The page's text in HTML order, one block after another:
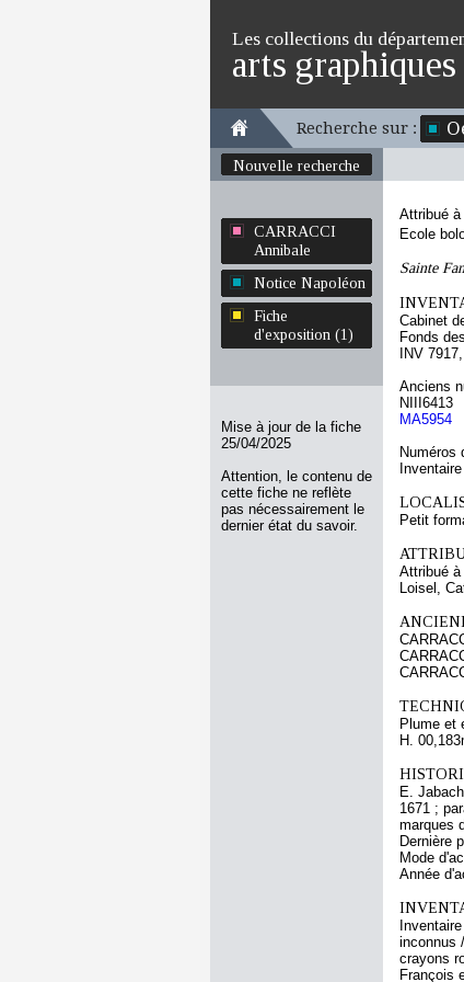
Les collections du
arts graphiques
Recherche sur :
Nouvelle recherche
CARRACCI
Annibale
Notice Napoléon
Fiche
d'exposition (1)
Mise à jour de la fiche
25/04/2025
Attention, le contenu de
cette fiche ne reflète
pas nécessairement le
dernier état du savoir.
Attribué à
Ecole
Sainte
Cabinet
Fonds
INV
Anciens
NIII6413
MA5954
Numéros
Petit
Attribué à
Loisel,
Plume et
H.
E.
1671 ;
marques
Dernière
Mode
Année
inconnus
crayons
François